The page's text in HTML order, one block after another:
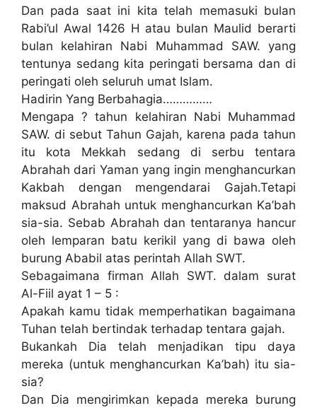
Dan pada saat ini kita telah memasuki bulan
Rabi’ul Awal 1426 H atau bulan Maulid berarti
bulan kelahiran Nabi Muhammad SAW. yang
tentunya sedang kita peringati bersama dan di
peringati oleh seluruh umat Islam.
Hadirin Yang Berbahagia……………
Mengapa ? tahun kelahiran Nabi Muhammad
SAW. di sebut Tahun Gajah, karena pada tahun
itu kota Mekkah sedang di serbu tentara
Abrahah dari Yaman yang ingin menghancurkan
Kakbah dengan mengendarai Gajah.Tetapi
maksud Abrahah untuk menghancurkan Ka’bah
sia-sia. Sebab Abrahah dan tentaranya hancur
oleh lemparan batu kerikil yang di bawa oleh
burung Ababil atas perintah Allah SWT.
Sebagaimana firman Allah SWT. dalam surat
Al-Fiil ayat 1 – 5 :
Apakah kamu tidak memperhatikan bagaimana
Tuhan telah bertindak terhadap tentara gajah.
Bukankah Dia telah menjadikan tipu daya
mereka (untuk menghancurkan Ka’bah) itu sia-
sia?
Dan Dia mengirimkan kepada mereka burung